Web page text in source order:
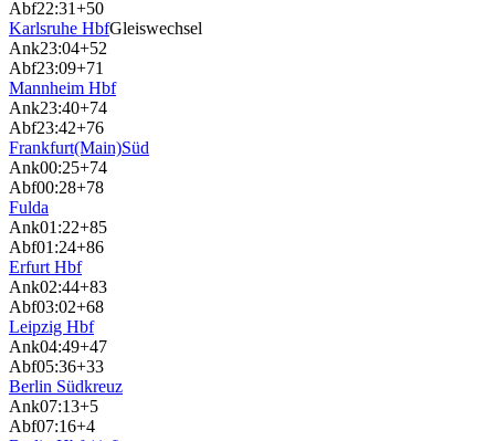
Abf22:31+50
Karlsruhe HbfGleiswechsel
Ank23:04+52
Abf23:09+71
Mannheim Hbf
Ank23:40+74
Abf23:42+76
Frankfurt(Main)Süd
Ank00:25+74
Abf00:28+78
Fulda
Ank01:22+85
Abf01:24+86
Erfurt Hbf
Ank02:44+83
Abf03:02+68
Leipzig Hbf
Ank04:49+47
Abf05:36+33
Berlin Südkreuz
Ank07:13+5
Abf07:16+4